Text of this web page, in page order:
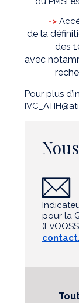
->
de la
des 1019
avec
Pour plus
pour la